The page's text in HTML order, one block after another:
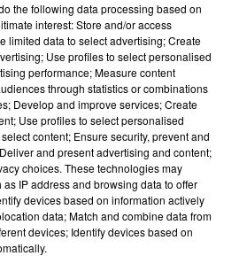
TRAVAIL RAPPELLE À
CONDITIONS DE...
début des vendange 2026
précoce que prévu,
en profite pour rappeler
the following data processing based on
interest: Store and/or access
limited data to select advertising; Create
Use profiles to select personalised
performance; Measure content
through statistics or combinations
Develop and improve services; Create
Use profiles to select personalised
content; Ensure security, prevent and
and present advertising and content;
choices. These technologies may
IP address and browsing data to offer
devices based on information actively
data; Match and combine data from
devices; Identify devices based on